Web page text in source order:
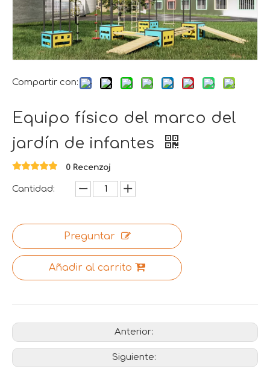
Compartir con:
Equipo físico del marco del
jardín de infantes
0 Recenzoj
Cantidad:
Preguntar
Añadir al carrito
Anterior:
Siguiente: